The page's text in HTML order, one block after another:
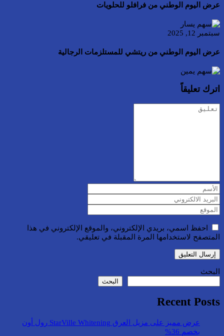
عرض اليوم الوطني من فرافلو للحلويات
سبتمبر 12, 2025
عرض اليوم الوطني من ريتشي للمستلزمات الرجالية
اترك تعليقاً
احفظ اسمي، بريدي الإلكتروني، والموقع الإلكتروني في هذا
المتصفح لاستخدامها المرة المقبلة في تعليقي.
البحث
البحث
Recent Posts
عرض مميز على مزيل العرق StarVille Whitening رول أون
بخصم 36%